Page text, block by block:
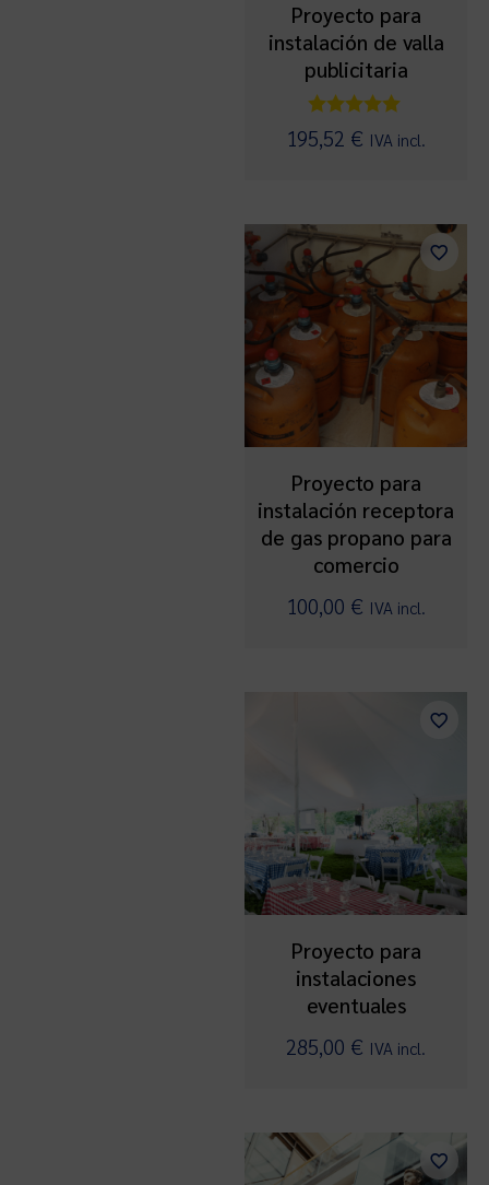
Proyecto para
instalación de valla
publicitaria
Valorado
con
195,52 € IVA incl.
Proyecto para
instalación receptora
de gas propano para
comercio
100,00 € IVA incl.
Proyecto para
instalaciones
eventuales
285,00 € IVA incl.